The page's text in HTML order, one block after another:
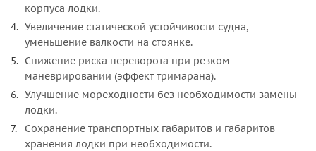
корпуса лодки.
Увеличение статической устойчивости судна,
уменьшение валкости на стоянке.
Снижение риска переворота при резком
маневрировании (эффект тримарана).
Улучшение мореходности без необходимости замены
лодки.
Сохранение транспортных габаритов и габаритов
хранения лодки при необходимости.